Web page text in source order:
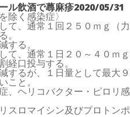
ル飲酒で蕁麻疹2020/05/31
除く感染症〉
て、通常１回２５０ｍｇ（力
する。
て、通常１日２０～４０ｍｇ
経口投与する。
するが、１日量として最大９
こと。
、ヘリコバクター・ピロリ感
スロマイシン及びプロトンポ